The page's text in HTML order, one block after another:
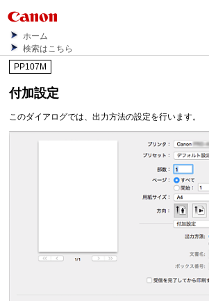
ホーム
検索はこちら
PP107M
付加設定
このダイアログでは、出力方法の設定を行います。